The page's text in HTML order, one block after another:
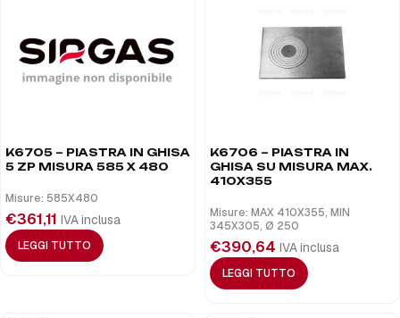
K6705 – PIASTRA IN GHISA
5 ZP MISURA 585 X 480
Misure: 585X480
€361,11 IVA inclusa
LEGGI TUTTO
K6706 – PIASTRA IN
GHISA SU MISURA MAX.
410X355
Misure: MAX 410X355, MIN
345X305, Ø 250
€390,64 IVA inclusa
LEGGI TUTTO